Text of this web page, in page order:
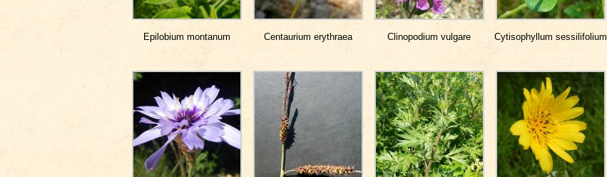
Epilobium montanum Centaurium erythraea Clinopodium vulgare Cytisophyllum sessilifolium